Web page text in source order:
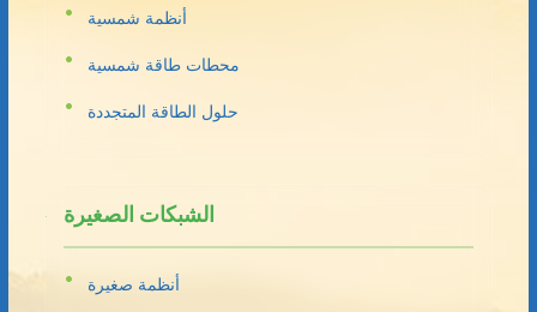
أنظمة شمسية
محطات طاقة شمسية
حلول الطاقة المتجددة
الشبكات الصغيرة
أنظمة صغيرة